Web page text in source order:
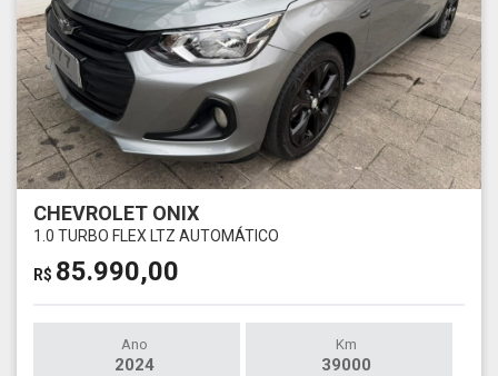
CHEVROLET ONIX
1.0 TURBO FLEX LTZ AUTOMÁTICO
R$ 85.990,00
Ano
2024
Km
39000